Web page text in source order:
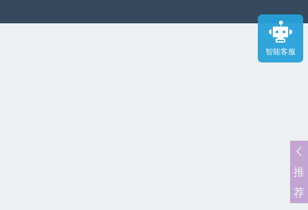
智能客服